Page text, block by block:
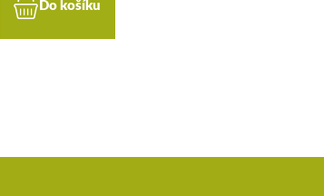
Do košíku